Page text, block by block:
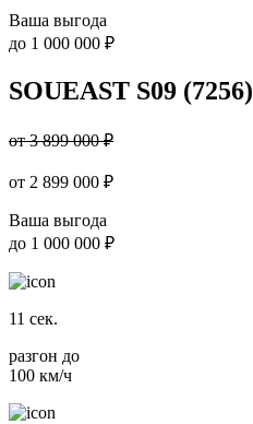
Ваша выгода
до 1 000 000 ₽
SOUEAST S09 (7256)
от 3 899 000 ₽
от 2 899 000 ₽
Ваша выгода
до 1 000 000 ₽
11 сек.
разгон до
100 км/ч